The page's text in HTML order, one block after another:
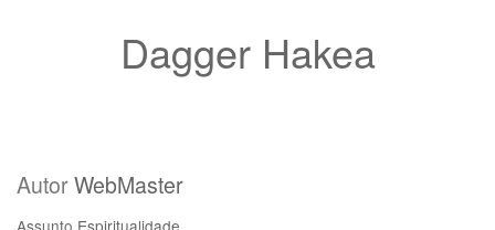
Dagger Hakea
AutorWebMaster
Assunto Espiritualidade